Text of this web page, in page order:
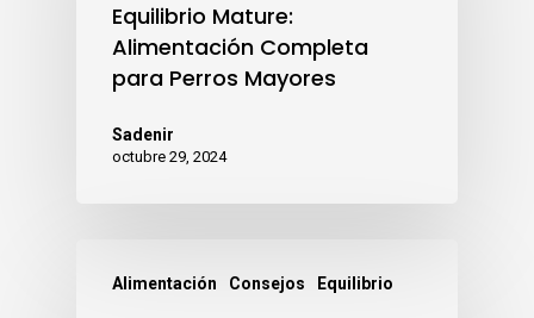
Equilibrio Mature:
Alimentación Completa
para Perros Mayores
Sadenir
octubre 29, 2024
Alimentación Consejos Equilibrio